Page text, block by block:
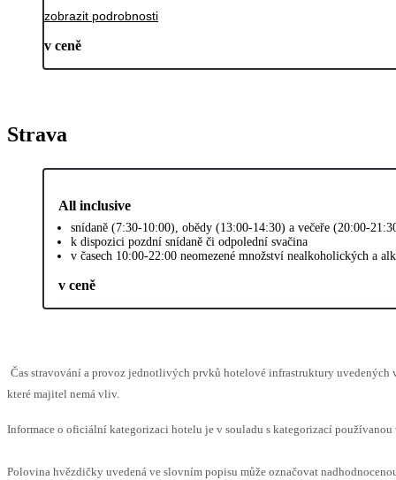
zobrazit podrobnosti
v ceně
Strava
All inclusive
snídaně (7:30-10:00), obědy (13:00-14:30) a večeře (20:00-
k dispozici pozdní snídaně či odpolední svačina
v časech 10:00-22:00 neomezené množství nealkoholických a
v ceně
Čas stravování a provoz jednotlivých prvků hotelové infrastruktury uvedených
které majitel nemá vliv.
Informace o oficiální kategorizaci hotelu je v souladu s kategorizací
Polovina hvězdičky uvedená ve slovním popisu může označovat